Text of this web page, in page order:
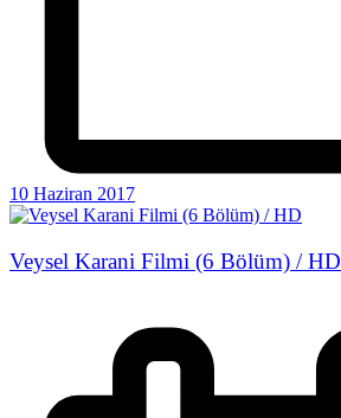
10 Haziran 2017
Veysel Karani Filmi (6 Bölüm) / HD